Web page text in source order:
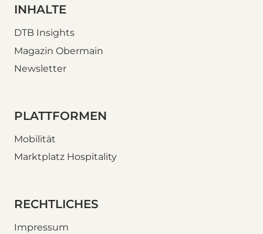
INHALTE
DTB Insights
Magazin Obermain
Newsletter
PLATTFORMEN
Mobilität
Marktplatz Hospitality
RECHTLICHES
Impressum